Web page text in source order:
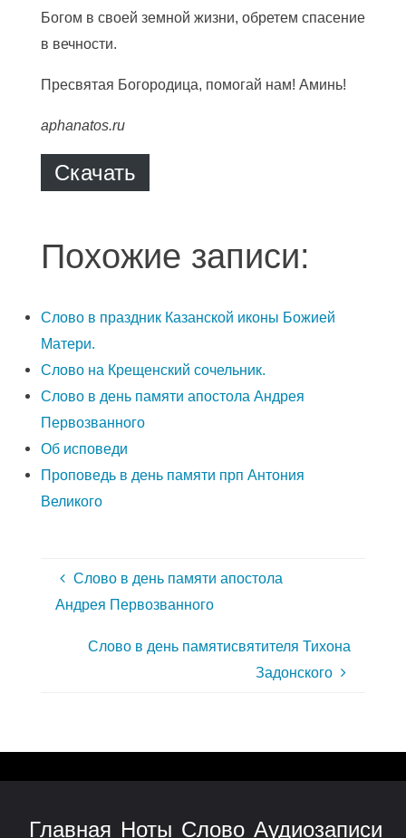
Богом в своей земной жизни, обретем спасение
в вечности.
Пресвятая Богородица, помогай нам! Аминь!
aphanatos.ru
Скачать
Похожие записи:
Слово в праздник Казанской иконы Божией
Матери.
Слово на Крещенский сочельник.
Слово в день памяти апостола Андрея
Первозванного
Об исповеди
Проповедь в день памяти прп Антония
Великого
Слово в день памяти апостола
Андрея Первозванного
Слово в день памятисвятителя Тихона
Задонского
Главная Ноты Слово Аудиозаписи